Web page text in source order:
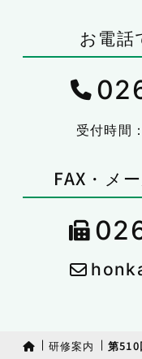
お電話
受付時間
FAX・メ
研修案内 第510